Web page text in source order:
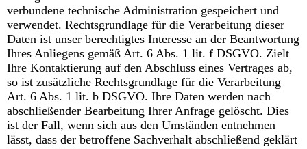
verbundene technische Administration gespeichert und
verwendet. Rechtsgrundlage für die Verarbeitung dieser
Daten ist unser berechtigtes Interesse an der Beantwortung
Ihres Anliegens gemäß Art. 6 Abs. 1 lit. f DSGVO. Zielt
Ihre Kontaktierung auf den Abschluss eines Vertrages ab,
so ist zusätzliche Rechtsgrundlage für die Verarbeitung
Art. 6 Abs. 1 lit. b DSGVO. Ihre Daten werden nach
abschließender Bearbeitung Ihrer Anfrage gelöscht. Dies
ist der Fall, wenn sich aus den Umständen entnehmen
lässt, dass der betroffene Sachverhalt abschließend geklärt